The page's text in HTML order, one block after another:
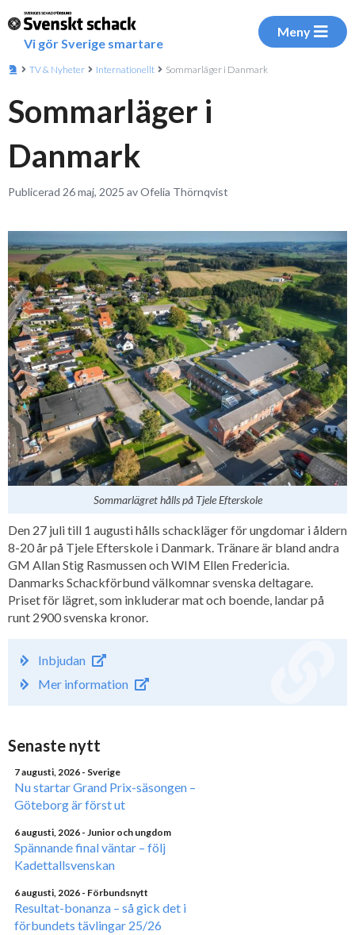
Vi gör Sverige smartare
Meny
TV & Nyheter Internationellt Sommarläger i Danmark
Sommarläger i
Danmark
Publicerad 26 maj, 2025 av Ofelia Thörnqvist
Sommarlägret hålls på Tjele Efterskole
Den 27 juli till 1 augusti hålls schackläger för ungdomar i åldern
8-20 år på Tjele Efterskole i Danmark. Tränare är bland andra
GM Allan Stig Rasmussen och WIM Ellen Fredericia.
Danmarks Schackförbund välkomnar svenska deltagare.
Priset för lägret, som inkluderar mat och boende, landar på
runt 2900 svenska kronor.
Inbjudan
Mer information
Senaste nytt
7 augusti, 2026 - Sverige
Nu startar Grand Prix-säsongen –
Göteborg är först ut
6 augusti, 2026 - Junior och ungdom
Spännande final väntar – följ
Kadettallsvenskan
6 augusti, 2026 - Förbundsnytt
Resultat-bonanza – så gick det i
förbundets tävlingar 25/26